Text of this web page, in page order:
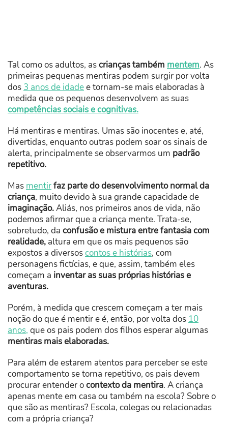
Tal como os adultos, ascrianças também mentem. As
primeiras pequenas mentiras podem surgir por volta
dos 3 anos de idadee tornam-se mais elaboradas à
medida que os pequenos desenvolvem as suas
competências sociais e cognitivas.
Há mentiras e mentiras. Umas são inocentes e, até,
divertidas, enquanto outras podem soar os sinais de
alerta, principalmente se observarmos um padrão
repetitivo.
Mas mentirfaz parte do desenvolvimento normal da
criança, muito devido à sua grande capacidade de
imaginação.Aliás, nos primeiros anos de vida, não
podemos afirmar que a criança mente. Trata-se,
sobretudo, da confusão e mistura entre fantasia com
realidade, altura em que os mais pequenos são
expostos a diversoscontos e histórias, com
personagens fictícias, e que, assim, também eles
começam a inventar as suas próprias histórias e
aventuras.
Porém, à medida que crescem começam a ter mais
noção do que é mentir e é, então, por volta dos 10
anos, que os pais podem dos filhos esperar algumas
mentiras mais elaboradas.
Para além de estarem atentos para perceber se este
comportamento se torna repetitivo, os pais devem
procurar entender ocontexto da mentira. A criança
apenas mente em casa ou também na escola? Sobre o
que são as mentiras? Escola, colegas ou relacionadas
com a própria criança?